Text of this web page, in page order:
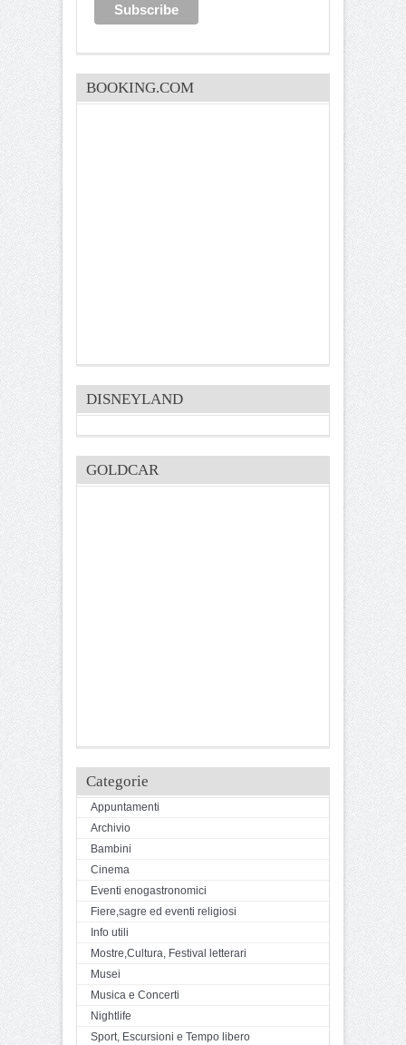
BOOKING.COM
DISNEYLAND
GOLDCAR
Categorie
Appuntamenti
Archivio
Bambini
Cinema
Eventi enogastronomici
Fiere,sagre ed eventi religiosi
Info utili
Mostre,Cultura, Festival letterari
Musei
Musica e Concerti
Nightlife
Sport, Escursioni e Tempo libero